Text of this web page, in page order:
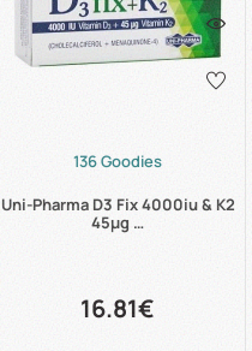
136 Goodies
Uni-Pharma D3 Fix 4000iu & K2
45μg …
16.81€